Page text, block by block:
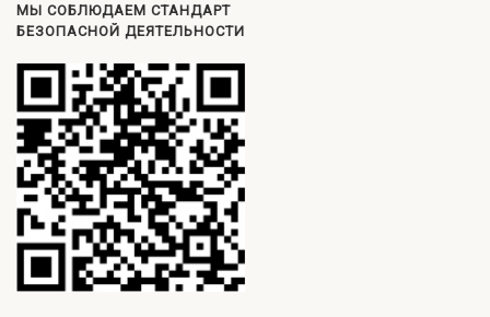
МЫ СОБЛЮДАЕМ СТАНДАРТ
БЕЗОПАСНОЙ ДЕЯТЕЛЬНОСТИ